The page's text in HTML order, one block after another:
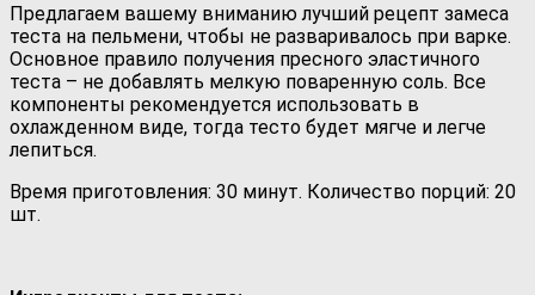
Предлагаем вашему вниманию лучший рецепт замеса
теста на пельмени, чтобы не разваривалось при варке.
Основное правило получения пресного эластичного
теста – не добавлять мелкую поваренную соль. Все
компоненты рекомендуется использовать в
охлажденном виде, тогда тесто будет мягче и легче
лепиться.
Время приготовления: 30 минут. Количество порций: 20
шт.